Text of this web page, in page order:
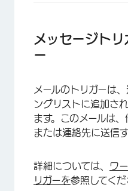
メッセージト
ー
メールのトリガーは
ングリストに追加さ
ます。このメールは、
または連絡先に送信
詳細については、 ワ
リガーを参照してくだ